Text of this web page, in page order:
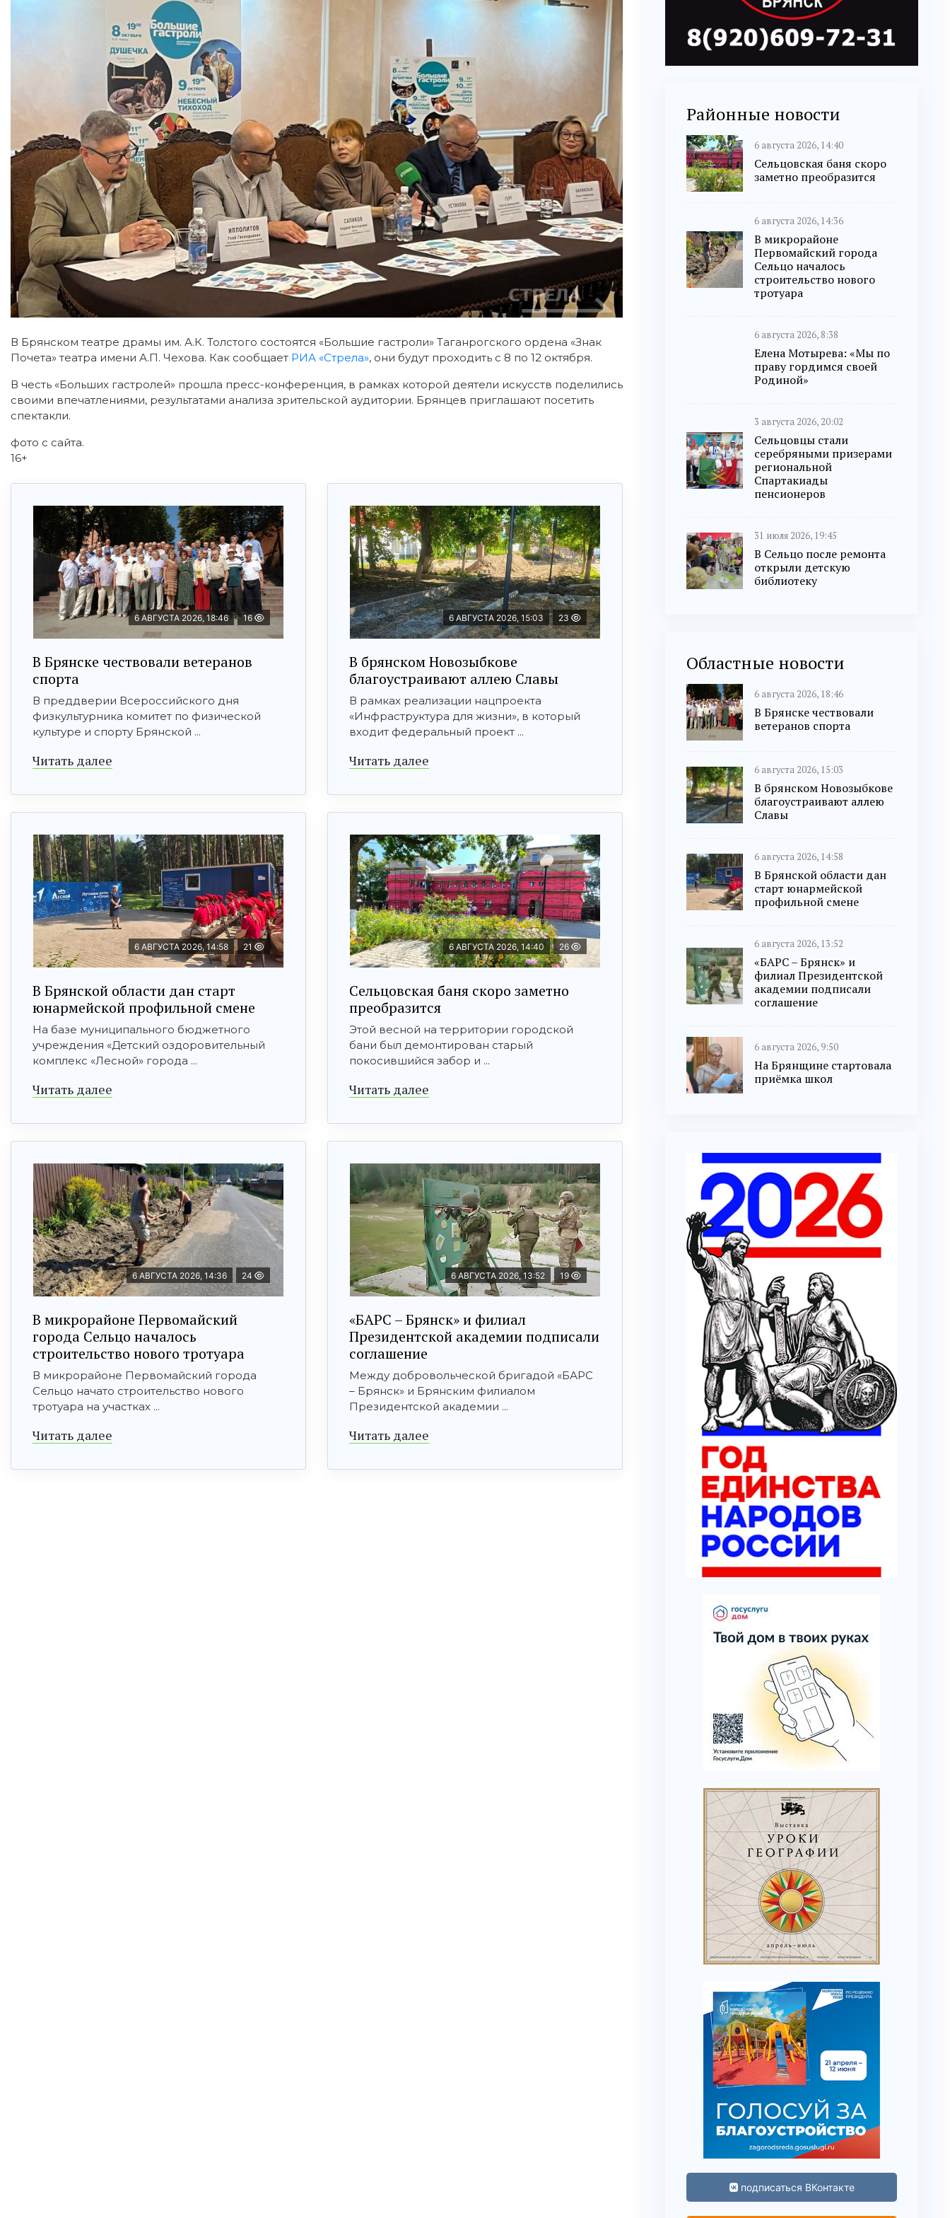
В Брянском театре драмы им. А.К. Толстого состоятся «Большие гастроли» Таганрогского ордена «Знак
Почета» театра имени А.П. Чехова. Как сообщает РИА «Стрела», они будут проходить с 8 по 12 октября.
В честь «Больших гастролей» прошла пресс-конференция, в рамках которой деятели искусств поделились
своими впечатлениями, результатами анализа зрительской аудитории. Брянцев приглашают посетить
спектакли.
фото с сайта.
16+
6 АВГУСТА 2026, 18:46 16
В Брянске чествовали ветеранов
спорта
В преддверии Всероссийского дня
физкультурника комитет по физической
культуре и спорту Брянской ...
Читать далее
6 АВГУСТА 2026, 15:03 23
В брянском Новозыбкове
благоустраивают аллею Славы
В рамках реализации нацпроекта
«Инфраструктура для жизни», в который
входит федеральный проект ...
Читать далее
6 АВГУСТА 2026, 14:58 21
В Брянской области дан старт
юнармейской профильной смене
На базе муниципального бюджетного
учреждения «Детский оздоровительный
комплекс «Лесной» города ...
Читать далее
6 АВГУСТА 2026, 14:40 26
Сельцовская баня скоро заметно
преобразится
Этой весной на территории городской
бани был демонтирован старый
покосившийся забор и ...
Читать далее
6 АВГУСТА 2026, 14:36 24
В микрорайоне Первомайский
города Сельцо началось
строительство нового тротуара
В микрорайоне Первомайский города
Сельцо начато строительство нового
тротуара на участках ...
Читать далее
6 АВГУСТА 2026, 13:52 19
«БАРС – Брянск» и филиал
Президентской академии подписали
соглашение
Между добровольческой бригадой «БАРС
– Брянск» и Брянским филиалом
Президентской академии ...
Читать далее
Районные новости
6 августа 2026, 14:40
Сельцовская баня скоро
заметно преобразится
6 августа 2026, 14:36
В микрорайоне
Первомайский города
Сельцо началось
строительство нового
тротуара
6 августа 2026, 8:38
Елена Мотырева: «Мы по
праву гордимся своей
Родиной»
3 августа 2026, 20:02
Сельцовцы стали
серебряными призерами
региональной
Спартакиады
пенсионеров
31 июля 2026, 19:45
В Сельцо после ремонта
открыли детскую
библиотеку
Областные новости
6 августа 2026, 18:46
В Брянске чествовали
ветеранов спорта
6 августа 2026, 15:03
В брянском Новозыбкове
благоустраивают аллею
Славы
6 августа 2026, 14:58
В Брянской области дан
старт юнармейской
профильной смене
6 августа 2026, 13:52
«БАРС – Брянск» и
филиал Президентской
академии подписали
соглашение
6 августа 2026, 9:50
На Брянщине стартовала
приёмка школ
подписаться ВКонтакте